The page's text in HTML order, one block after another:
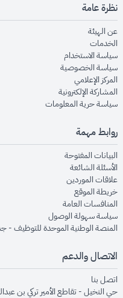
نظرة عامة
عن الهيئةopens in new window
الخدماتopens in new window
سياسة الاستخدامin new window
سياسة الخصوصيةin new window
المركز الإعلاميin new window
المشاركة الإلكترونيةin new window
سياسة حرية المعلوماتwindow
روابط مهمة
البيانات المفتوحةin new window
الأسئلة الشائعةin new window
علاقات الموردينin new window
خريطة الموقعin new window
المنافسات العامةin new window
سياسة سهولة الوصولnew window
المنصة الوطنية الموحدة للتوظيف -
الاتصال والدعم
اتصل بنا
حي النخيل - تقاطع الأمير تركي بن